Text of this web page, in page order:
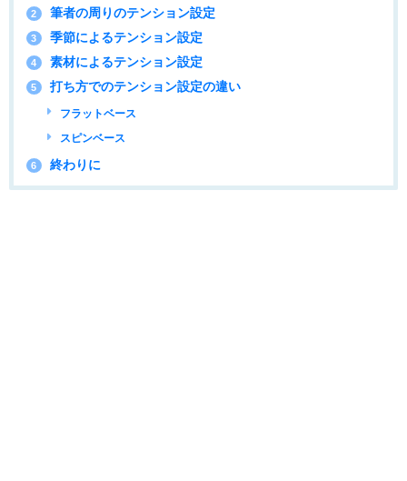
2 筆者の周りのテンション設定
3 季節によるテンション設定
4 素材によるテンション設定
5 打ち方でのテンション設定の違い
フラットベース
スピンベース
6 終わりに